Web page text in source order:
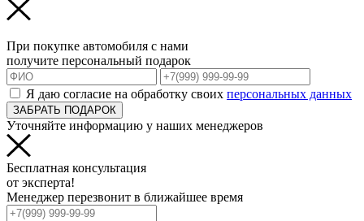
При покупке автомобиля с нами
получите персональный подарок
Я даю согласие на обработку своих персональных данных
ЗАБРАТЬ ПОДАРОК
Уточняйте информацию у наших менеджеров
Бесплатная консультация
от эксперта!
Менеджер перезвонит в ближайшее время